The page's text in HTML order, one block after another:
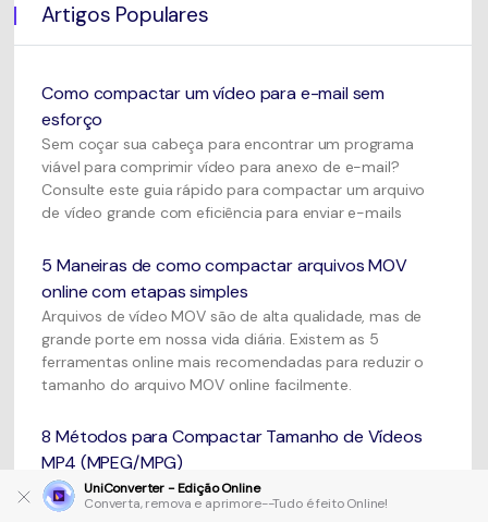
Artigos Populares
Como compactar um vídeo para e-mail sem
esforço
Sem coçar sua cabeça para encontrar um programa
viável para comprimir vídeo para anexo de e-mail?
Consulte este guia rápido para compactar um arquivo
de vídeo grande com eficiência para enviar e-mails
5 Maneiras de como compactar arquivos MOV
online com etapas simples
Arquivos de vídeo MOV são de alta qualidade, mas de
grande porte em nossa vida diária. Existem as 5
ferramentas online mais recomendadas para reduzir o
tamanho do arquivo MOV online facilmente.
8 Métodos para Compactar Tamanho de Vídeos
MP4 (MPEG/MPG)
Se você pretende reduzir o tamanho de um arquivo
MP4, apresentamos-lhe aqui 8 métodos simples para
UniConverter - Edição Online
Converta, remova e aprimore--Tudo é feito Online!